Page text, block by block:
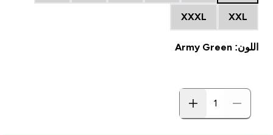
XXL
XXXL
اللون: Army Green